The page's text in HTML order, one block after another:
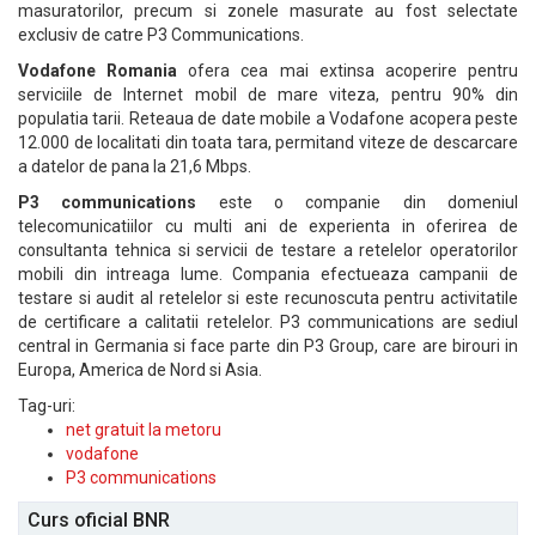
masuratorilor, precum si zonele masurate au fost selectate
exclusiv de catre P3 Communications.
Vodafone Romania ofera cea mai extinsa acoperire pentru
serviciile de Internet mobil de mare viteza, pentru 90% din
populatia tarii. Reteaua de date mobile a Vodafone acopera peste
12.000 de localitati din toata tara, permitand viteze de descarcare
a datelor de pana la 21,6 Mbps.
P3 communications este o companie din domeniul
telecomunicatiilor cu multi ani de experienta in oferirea de
consultanta tehnica si servicii de testare a retelelor operatorilor
mobili din intreaga lume. Compania efectueaza campanii de
testare si audit al retelelor si este recunoscuta pentru activitatile
de certificare a calitatii retelelor. P3 communications are sediul
central in Germania si face parte din P3 Group, care are birouri in
Europa, America de Nord si Asia.
Tag-uri:
net gratuit la metoru
vodafone
P3 communications
Curs oficial BNR